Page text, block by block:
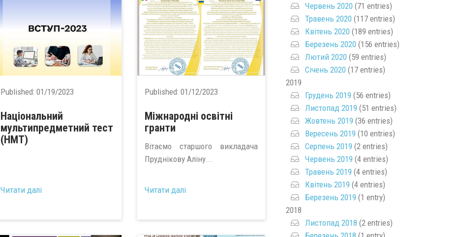
Published:01/19/2023
Національний
мультипредметний тест
(НМТ)
Читати далі
Published: 01/12/2023
Міжнародні освітні
гранти
Вітаємо старшого викладача
Пруднікову Аліну...
Читати далі
Червень 2020(71 entries)
Травень 2020(117 entries)
Квітень 2020(189 entries)
Березень 2020(156 entries)
Лютий 2020(59 entries)
Січень 2020(17 entries)
2019
Грудень 2019 (56 entries)
Листопад 2019 (51 entries)
Жовтень 2019 (36 entries)
Вересень 2019 (10 entries)
Серпень 2019 (2 entries)
Червень 2019 (4 entries)
Травень 2019 (4 entries)
Квітень 2019 (4 entries)
Березень 2019 (1 entry)
2018
Листопад 2018 (2 entries)